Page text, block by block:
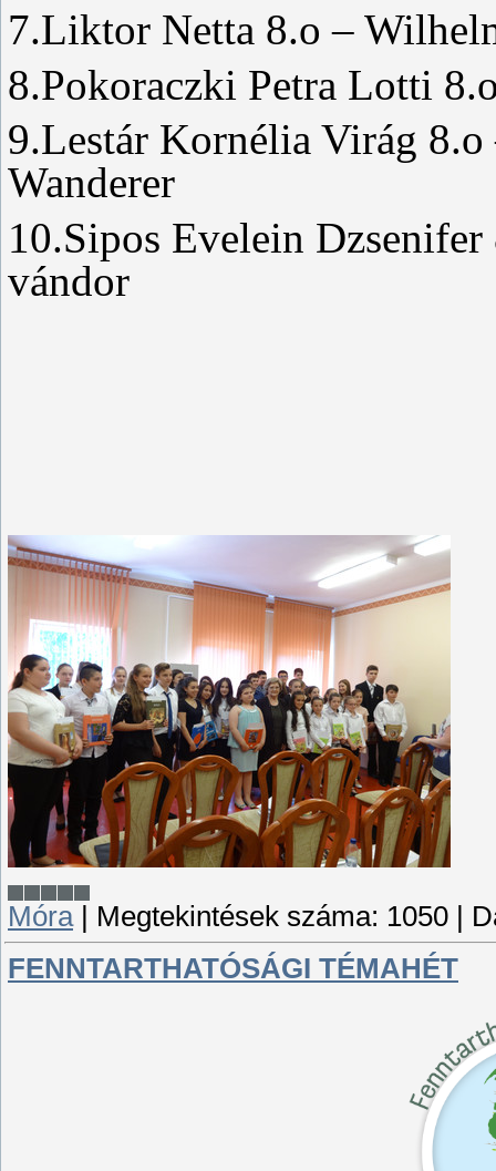
7.Liktor Netta 8.o –
8.Pokoraczki Petra Lotti
9.Lestár Kornélia Virág
Wanderer
10.Sipos Evelein
vándor
Móra| Megtekintések száma: 1050 |
FENNTARTHATÓSÁGI TÉMAHÉT